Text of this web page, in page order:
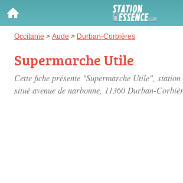
Occitanie > Aude > Durban-Corbières
Supermarche Utile
Cette fiche présente "Supermarche Utile", station
situé avenue de narbonne, 11360 Durban-
Gazole :
Disponible
SP 98 :